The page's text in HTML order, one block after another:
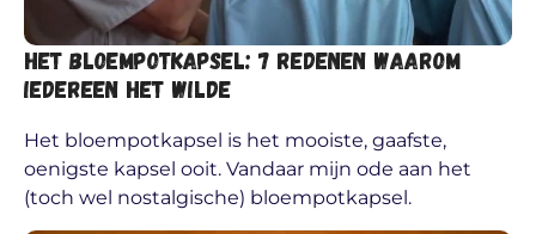
Het bloempotkapsel: 7 redenen waarom
iedereen het wilde
Het bloempotkapsel is het mooiste, gaafste,
oenigste kapsel ooit. Vandaar mijn ode aan het
(toch wel nostalgische) bloempotkapsel.